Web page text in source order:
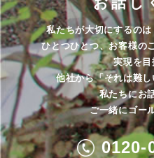
私たちが大切にするの
ひとつひとつ、お客様の
実現を
他社から「それは難
私たちにお
ご一緒にゴー
0120-